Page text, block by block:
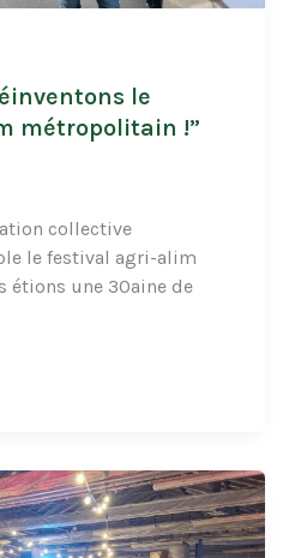
le
métropolitain !”
collective
le festival agri-alim
étions une 30aine de